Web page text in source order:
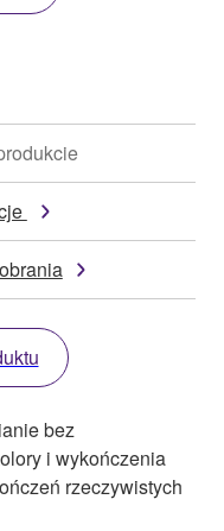
bez
i wykończenia
rzeczywistych